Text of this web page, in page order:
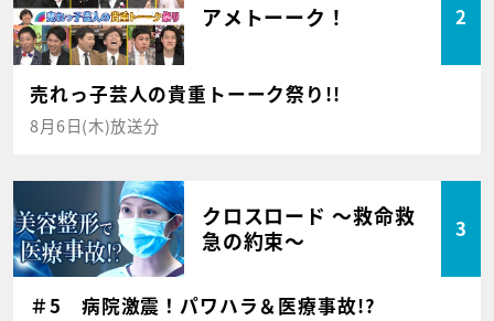
アメトーーク！ 2
売れっ子芸人の貴重トーーク祭り!!
8月6日(木)放送分
クロスロード ～救命救
急の約束～
3
＃5 病院激震！パワハラ＆医療事故!?